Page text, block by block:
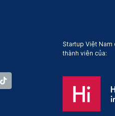
Startup Việt Nam
thành viên của: